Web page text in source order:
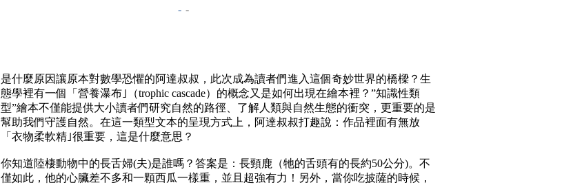
- -
是什麼原因讓原本對數學恐懼的阿達叔叔，此次成為讀者們進入這個奇妙世界的橋樑？生
態學裡有一個「營養瀑布｣（trophic cascade）的概念又是如何出現在繪本裡？”知識性類
型”繪本不僅能提供大小讀者們研究自然的路徑、了解人類與自然生態的衝突，更重要的是
幫助我們守護自然。在這一類型文本的呈現方式上，阿達叔叔打趣說：作品裡面有無放
「衣物柔軟精｣很重要，這是什麼意思？
你知道陸棲動物中的長舌婦(夫)是誰嗎？答案是：長頸鹿（牠的舌頭有的長約50公分)。不
僅如此，他的心臟差不多和一顆西瓜一樣重，並且超強有力！另外，當你吃披薩的時候，